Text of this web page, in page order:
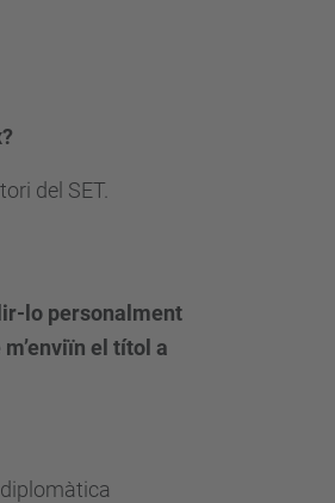
del SET.
lo personalment
el títol a